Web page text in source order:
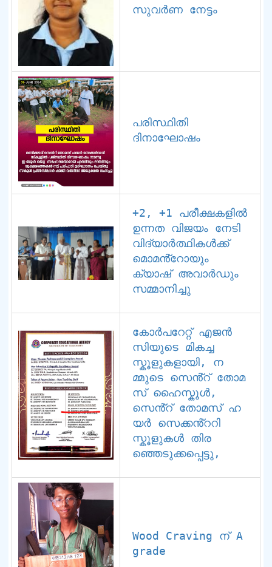
സുവർണ നേട്ടം
പരിസ്ഥിതി
ദിനാഘോഷം
+2, +1 പരീക്ഷകളിൽ
ഉന്നത വിജയം നേടി
വിദ്യാർത്ഥികൾക്ക്
മൊമൻ്റോയും
ക്യാഷ് അവാർഡും
സമ്മാനിച്ചു
കോർപറേറ്റ് എജൻ
സിയുടെ മികച്ച
സ്കൂളുകളായി, ന
മ്മുടെ സെൻ്റ് തോമ
സ് ഹൈസ്കൂൾ,
സെൻ്റ് തോമസ് ഹ
യർ സെക്കൻ്ററി
സ്കൂളുകൾ തിര
ഞ്ഞെടുക്കപ്പെട്ടു,
Wood Craving ന് A
grade